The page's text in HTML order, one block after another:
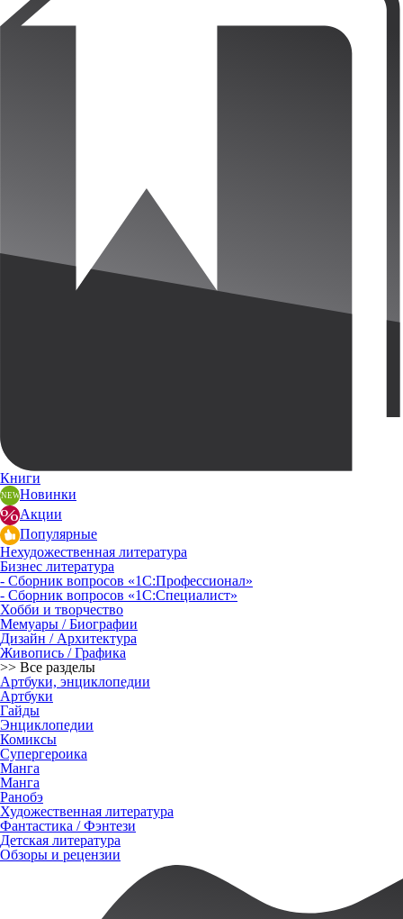
Книги
Новинки
Акции
Популярные
Нехудожественная литература
Бизнес литература
- Сборник вопросов «1С:Профессионал»
- Сборник вопросов «1С:Специалист»
Хобби и творчество
Мемуары / Биографии
Дизайн / Архитектура
Живопись / Графика
>> Все разделы
Артбуки, энциклопедии
Артбуки
Гайды
Энциклопедии
Комиксы
Супергероика
Манга
Манга
Ранобэ
Художественная литература
Фантастика / Фэнтези
Детская литература
Обзоры и рецензии